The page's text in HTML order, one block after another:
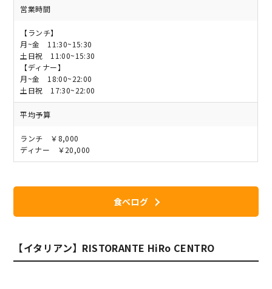
営業時間
【ランチ】
月~金 11:30~15:30
土日祝 11:00~15:30
【ディナー】
月~金 18:00~22:00
土日祝 17:30~22:00
平均予算
ランチ ￥8,000
ディナー ￥20,000
食べログ
【イタリアン】RISTORANTE HiRo CENTRO